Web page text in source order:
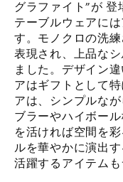
グラファイト”が 登
テーブルウェアに
す。モノクロの洗
表現され、上品な
ました。デザイン
アはギフトとして
アは、シンプルな
ブラーやハイボー
を活ければ空間を
ルを華やかに演出
活躍するアイテムも